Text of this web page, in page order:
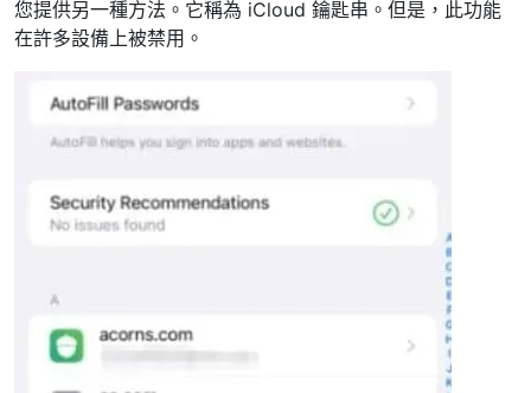
您提供另一種方法。它稱為 iCloud 鑰匙串。但是，此功能
在許多設備上被禁用。